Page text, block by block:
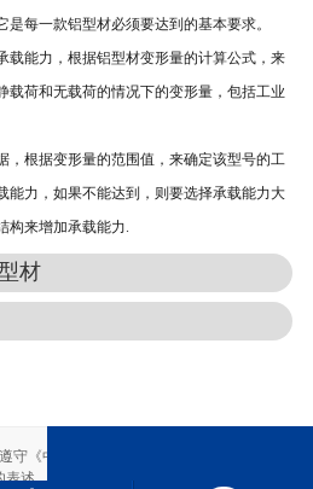
每一款铝型材必须要达到的基本要求。
载能力，根据铝型材变形量的计算公式，来
载荷和无载荷的情况下的变形量，包括工业
，根据变形量的范围值，来确定该型号的工
能力，如果不能达到，则要选择承载能力大
构来增加承载能力.
材
守《中华人民共和国广告法》，尽力规范用
述，敬请联系我们，将立即更正；相关内容